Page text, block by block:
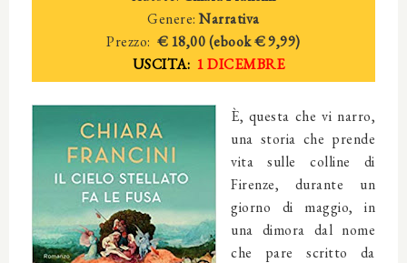
Genere:Narrativa
Prezzo: € 18,00 (ebook € 9,99)
USCITA: 1 DICEMBRE
È, questa che vi narro,
una storia che prende
vita sulle colline di
Firenze, durante un
giorno di maggio, in
una dimora dal nome
che pare scritto da